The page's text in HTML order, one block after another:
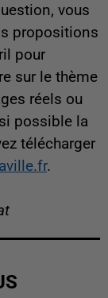
vous
propositions
pour
sur le thème
réels ou
possible la
télécharger
.